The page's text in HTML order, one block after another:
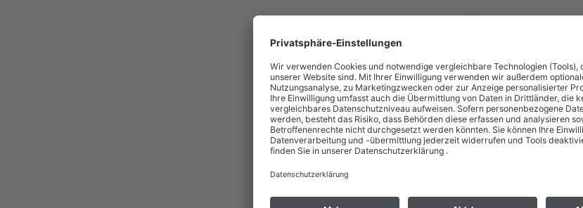
mm, Außen-Ø 68 mm
34,91 €
inkl. MwSt zzgl. Versand * inkl. MwSt zzgl. Versand *